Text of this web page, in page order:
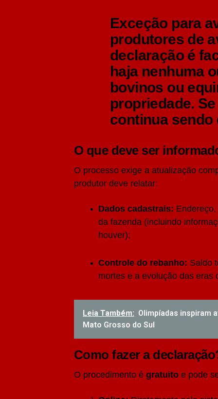
Exceção para
produtores de
declaração é
haja nenhuma
bovinos ou
propriedade.
continua sendo
O que deve ser
O processo exige a atualização
produtor deve relatar:
Dados cadastrais:
da fazenda (incluindo
houver);
Controle do rebanho: Saldo
mortes e a evolução das eras
Leia Também: Olimpíadas inspiram
Mato Grosso do Sul
Como fazer a
O procedimento é gratuito e pode